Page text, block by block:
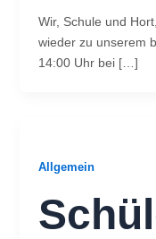
Wir, Schule und
wieder zu unserem
14:00 Uhr bei […]
Allgemein